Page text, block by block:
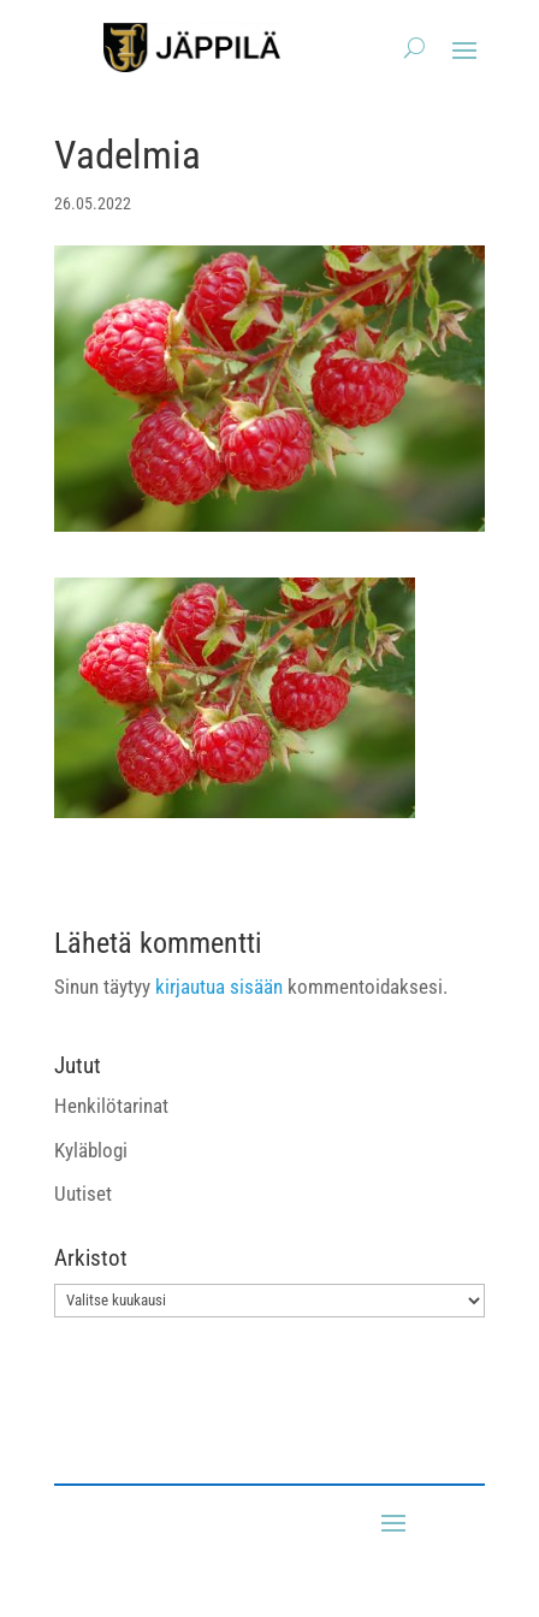
Vadelmia
26.05.2022
Lähetä kommentti
Sinun täytyy kirjautua sisäänkommentoidaksesi.
Jutut
Henkilötarinat
Kyläblogi
Uutiset
Arkistot
Arkistot